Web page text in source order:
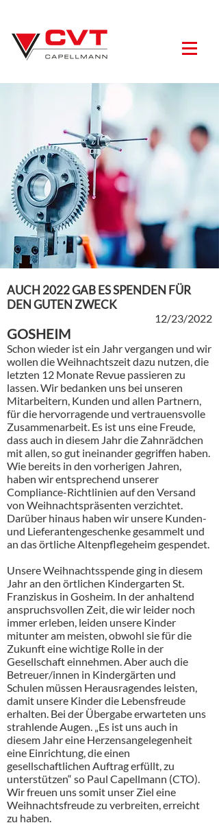
AUCH 2022 GAB ES SPENDEN FÜR
DEN GUTEN ZWECK
12/23/2022
GOSHEIM
Schon wieder ist ein Jahr vergangen und wir
wollen die Weihnachtszeit dazu nutzen, die
letzten 12 Monate Revue passieren zu
lassen. Wir bedanken uns bei unseren
Mitarbeitern, Kunden und allen Partnern,
für die hervorragende und vertrauensvolle
Zusammenarbeit. Es ist uns eine Freude,
dass auch in diesem Jahr die Zahnrädchen
mit allen, so gut ineinander gegriffen haben.
Wie bereits in den vorherigen Jahren,
haben wir entsprechend unserer
Compliance-Richtlinien auf den Versand
von Weihnachtspräsenten verzichtet.
Darüber hinaus haben wir unsere Kunden-
und Lieferantengeschenke gesammelt und
an das örtliche Altenpflegeheim gespendet.
Unsere Weihnachtsspende ging in diesem
Jahr an den örtlichen Kindergarten St.
Franziskus in Gosheim. In der anhaltend
anspruchsvollen Zeit, die wir leider noch
immer erleben, leiden unsere Kinder
mitunter am meisten, obwohl sie für die
Zukunft eine wichtige Rolle in der
Gesellschaft einnehmen. Aber auch die
Betreuer/innen in Kindergärten und
Schulen müssen Herausragendes leisten,
damit unsere Kinder die Lebensfreude
erhalten. Bei der Übergabe erwarteten uns
strahlende Augen. „Es ist uns auch in
diesem Jahr eine Herzensangelegenheit
eine Einrichtung, die einen
gesellschaftlichen Auftrag erfüllt, zu
unterstützen“ so Paul Capellmann (CTO).
Wir freuen uns somit unser Ziel eine
Weihnachtsfreude zu verbreiten, erreicht
zu haben.